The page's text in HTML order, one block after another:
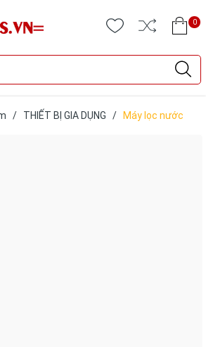
0
/ THIẾT BỊ GIA DỤNG / Máy lọc nước